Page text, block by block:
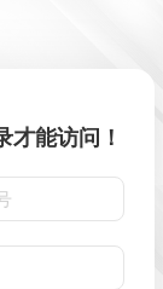
才能访问！